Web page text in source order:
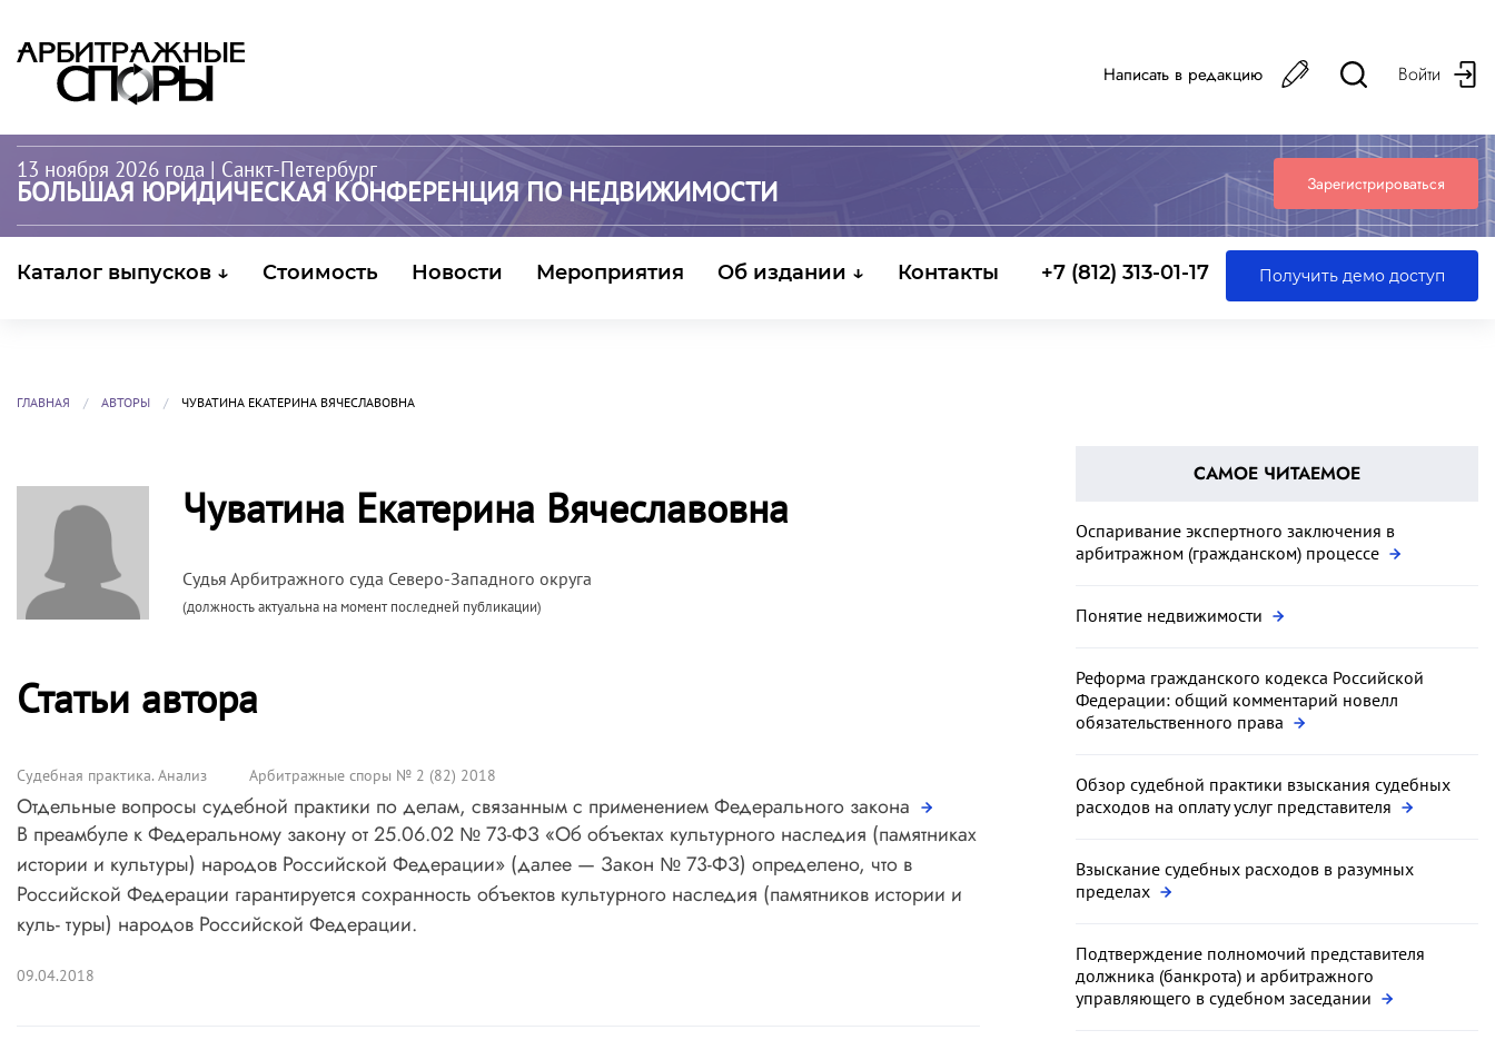
Написать в редакцию Войти
13 ноября 2026 года | Санкт-Петербург
БОЛЬШАЯ ЮРИДИЧЕСКАЯ КОНФЕРЕНЦИЯ ПО НЕДВИЖИМОСТИ Зарегистрироваться
Каталог выпусков ↓ Стоимость Новости Мероприятия Об издании ↓ Контакты +7 (812) 313-01-17 Получить демо доступ
ГЛАВНАЯ АВТОРЫ ЧУВАТИНА ЕКАТЕРИНА ВЯЧЕСЛАВОВНА
Чуватина Екатерина Вячеславовна
Судья Арбитражного суда Северо-Западного округа
(должность актуальна на момент последней публикации)
Статьи автора
Судебная практика. Анализ Арбитражные споры № 2 (82) 2018
Отдельные вопросы судебной практики по делам, связанным с применением Федерального закона
В преамбуле к Федеральному закону от 25.06.02 № 73-ФЗ «Об объектах культурного наследия (памятниках
истории и культуры) народов Российской Федерации» (далее — Закон № 73-ФЗ) определено, что в
Российской Федерации гарантируется сохранность объектов культурного наследия (памятников истории и
куль- туры) народов Российской Федерации.
09.04.2018
САМОЕ ЧИТАЕМОЕ
Оспаривание экспертного заключения в
арбитражном (гражданском) процессе
Понятие недвижимости
Реформа гражданского кодекса Российской
Федерации: общий комментарий новелл
обязательственного права
Обзор судебной практики взыскания судебных
расходов на оплату услуг представителя
Взыскание судебных расходов в разумных
пределах
Подтверждение полномочий представителя
должника (банкрота) и арбитражного
управляющего в судебном заседании